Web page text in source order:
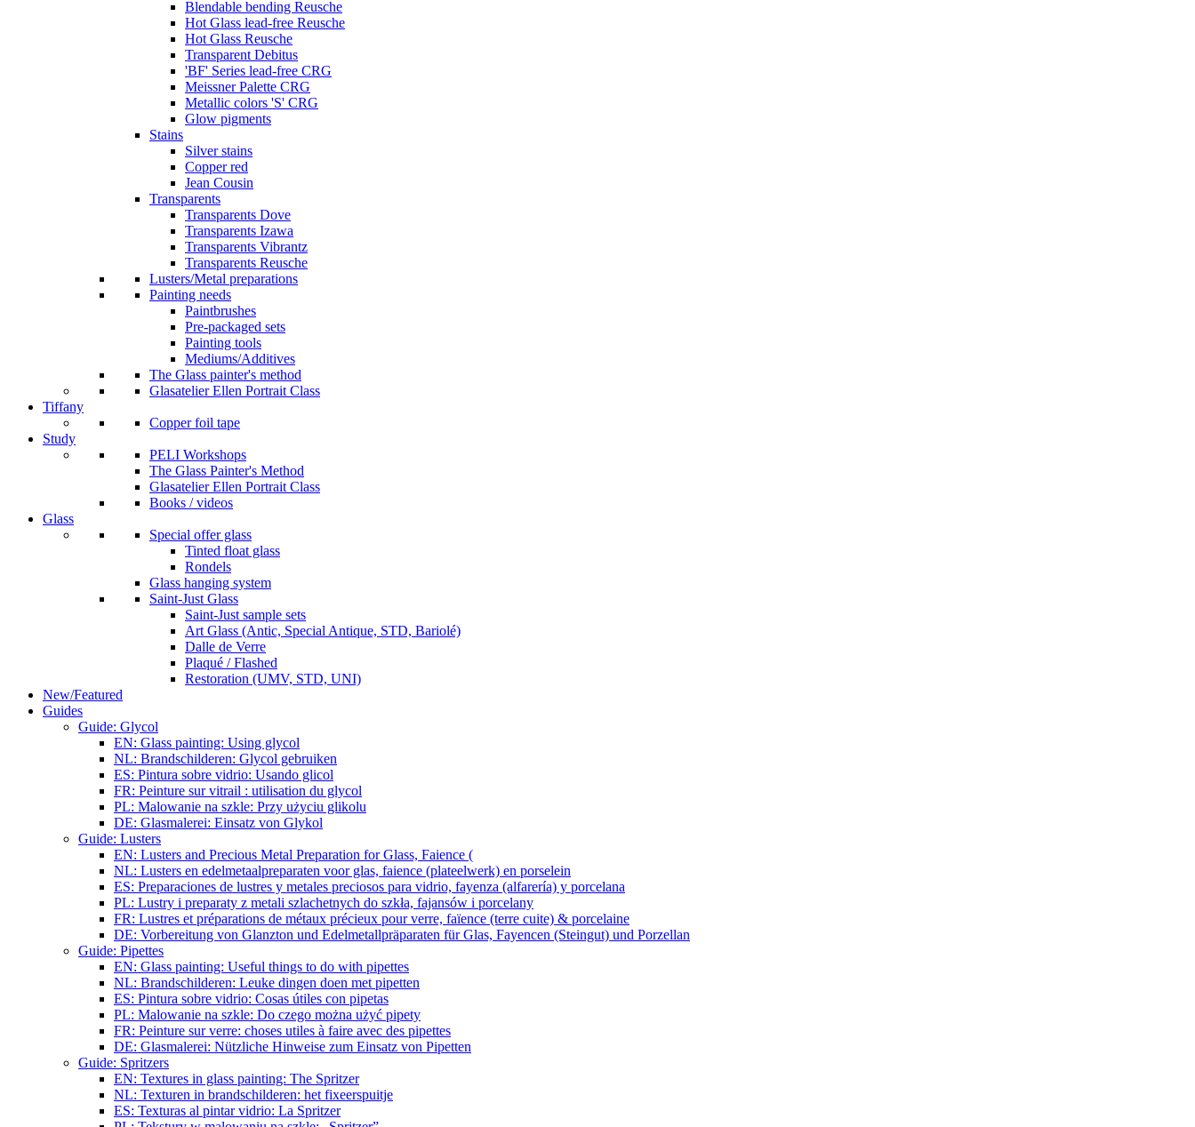
Blendable bending Reusche
Hot Glass lead-free Reusche
Hot Glass Reusche
Transparent Debitus
'BF' Series lead-free CRG
Meissner Palette CRG
Metallic colors 'S' CRG
Glow pigments
Stains
Silver stains
Copper red
Jean Cousin
Transparents
Transparents Dove
Transparents Izawa
Transparents Vibrantz
Transparents Reusche
Lusters/Metal preparations
Painting needs
Paintbrushes
Pre-packaged sets
Painting tools
Mediums/Additives
The Glass painter's method
Glasatelier Ellen Portrait Class
Tiffany
Copper foil tape
Study
PELI Workshops
The Glass Painter's Method
Glasatelier Ellen Portrait Class
Books / videos
Glass
Special offer glass
Tinted float glass
Rondels
Glass hanging system
Saint-Just Glass
Saint-Just sample sets
Art Glass (Antic, Special Antique, STD, Bariolé)
Dalle de Verre
Plaqué / Flashed
Restoration (UMV, STD, UNI)
New/Featured
Guides
Guide: Glycol
EN: Glass painting: Using glycol
NL: Brandschilderen: Glycol gebruiken
ES: Pintura sobre vidrio: Usando glicol
FR: Peinture sur vitrail : utilisation du glycol
PL: Malowanie na szkle: Przy użyciu glikolu
DE: Glasmalerei: Einsatz von Glykol
Guide: Lusters
EN: Lusters and Precious Metal Preparation for Glass, Faience (
NL: Lusters en edelmetaalpreparaten voor glas, faience (plateelwerk) en porselein
ES: Preparaciones de lustres y metales preciosos para vidrio, fayenza (alfarería) y porcelana
PL: Lustry i preparaty z metali szlachetnych do szkła, fajansów i porcelany
FR: Lustres et préparations de métaux précieux pour verre, faïence (terre cuite) & porcelaine
DE: Vorbereitung von Glanzton und Edelmetallpräparaten für Glas, Fayencen (Steingut) und Porzellan
Guide: Pipettes
EN: Glass painting: Useful things to do with pipettes
NL: Brandschilderen: Leuke dingen doen met pipetten
ES: Pintura sobre vidrio: Cosas útiles con pipetas
PL: Malowanie na szkle: Do czego można użyć pipety
FR: Peinture sur verre: choses utiles à faire avec des pipettes
DE: Glasmalerei: Nützliche Hinweise zum Einsatz von Pipetten
Guide: Spritzers
EN: Textures in glass painting: The Spritzer
NL: Texturen in brandschilderen: het fixeerspuitje
ES: Texturas al pintar vidrio: La Spritzer